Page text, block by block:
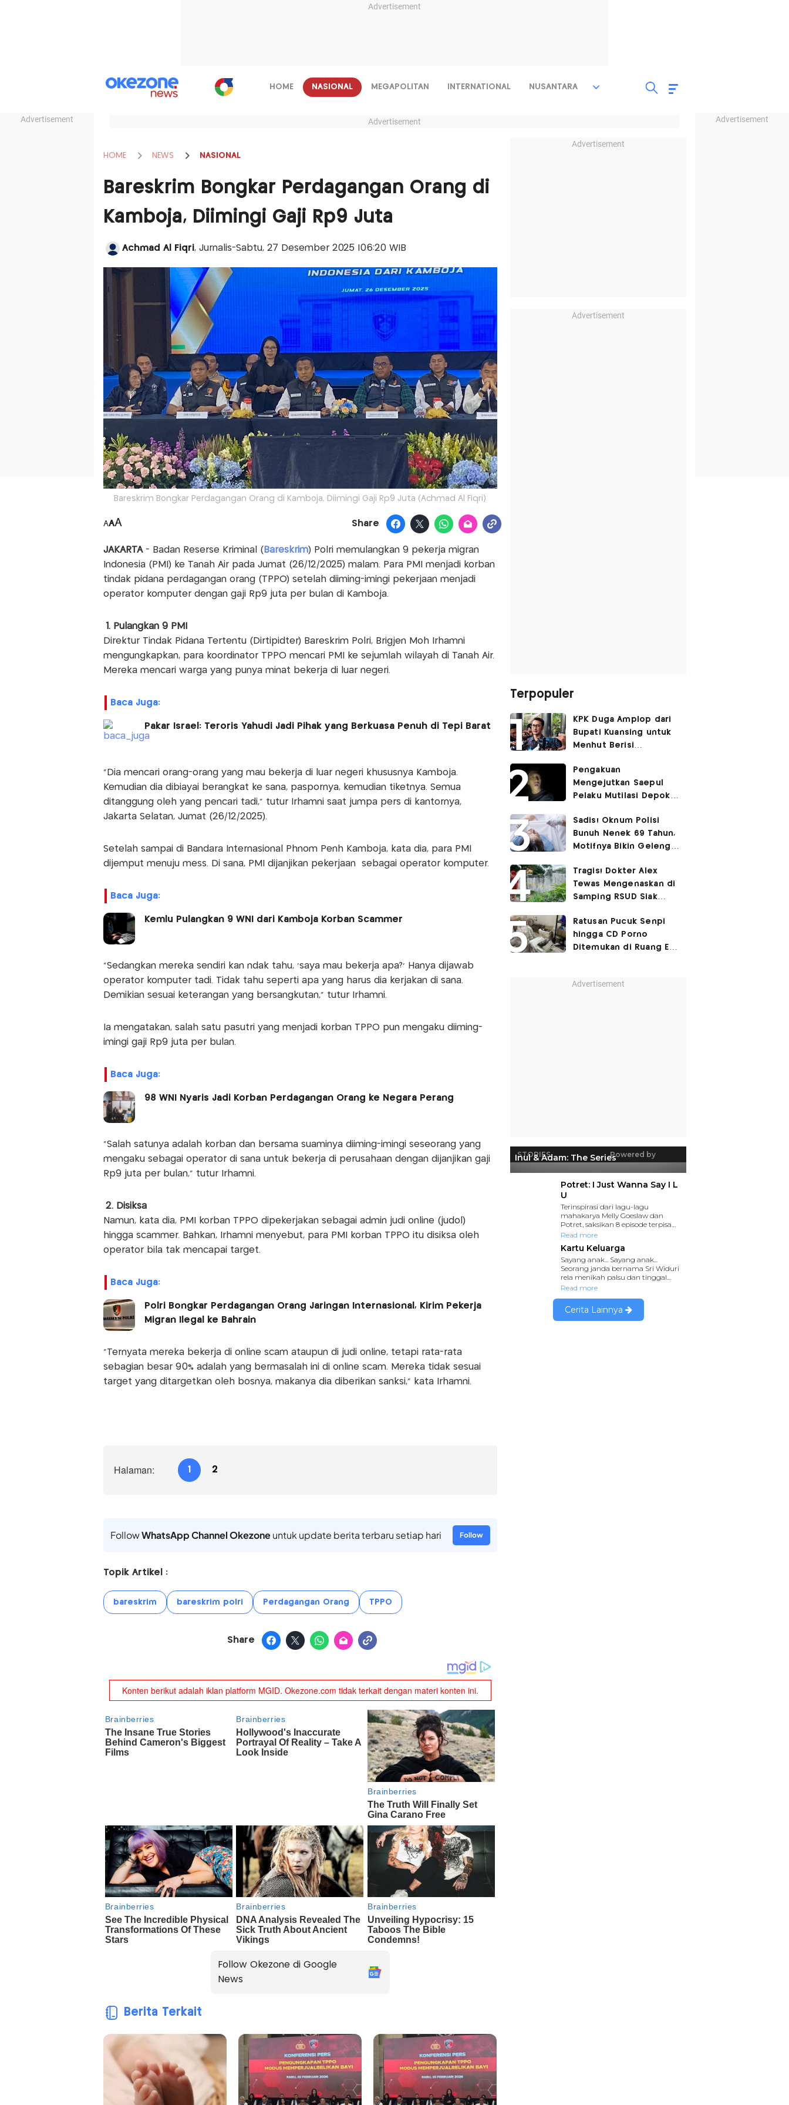
Advertisement
Advertisement Advertisement
HOME NASIONAL MEGAPOLITAN INTERNATIONAL NUSANTARA
Advertisement
HOME NEWS NASIONAL
Bareskrim Bongkar Perdagangan Orang di
Kamboja, Diimingi Gaji Rp9 Juta
Achmad Al Fiqri, Jurnalis-Sabtu, 27 Desember 2025 |06:20 WIB
Bareskrim Bongkar Perdagangan Orang di Kamboja, Diimingi Gaji Rp9 Juta (Achmad Al Fiqri)
AAA Share
JAKARTA- Badan Reserse Kriminal ( Bareskrim) Polri memulangkan 9 pekerja migran
Indonesia (PMI) ke Tanah Air pada Jumat (26/12/2025) malam. Para PMI menjadi korban
tindak pidana perdagangan orang (TPPO) setelah diiming-imingi pekerjaan menjadi
operator komputer dengan gaji Rp9 juta per bulan di Kamboja.
1. Pulangkan 9 PMI
Direktur Tindak Pidana Tertentu (Dirtipidter) Bareskrim Polri, Brigjen Moh Irhamni
mengungkapkan, para koordinator TPPO mencari PMI ke sejumlah wilayah di Tanah Air.
Mereka mencari warga yang punya minat bekerja di luar negeri.
Baca Juga:
Pakar Israel: Teroris Yahudi Jadi Pihak yang Berkuasa Penuh di Tepi Barat
"Dia mencari orang-orang yang mau bekerja di luar negeri khususnya Kamboja.
Kemudian dia dibiayai berangkat ke sana, paspornya, kemudian tiketnya. Semua
ditanggung oleh yang pencari tadi," tutur Irhamni saat jumpa pers di kantornya,
Jakarta Selatan, Jumat (26/12/2025).
Setelah sampai di Bandara Internasional Phnom Penh Kamboja, kata dia, para PMI
dijemput menuju mess. Di sana, PMI dijanjikan pekerjaan sebagai operator komputer.
Baca Juga:
Kemlu Pulangkan 9 WNI dari Kamboja Korban Scammer
"Sedangkan mereka sendiri kan ndak tahu, 'saya mau bekerja apa?' Hanya dijawab
operator komputer tadi. Tidak tahu seperti apa yang harus dia kerjakan di sana.
Demikian sesuai keterangan yang bersangkutan," tutur Irhamni.
Ia mengatakan, salah satu pasutri yang menjadi korban TPPO pun mengaku diiming-
imingi gaji Rp9 juta per bulan.
Baca Juga:
98 WNI Nyaris Jadi Korban Perdagangan Orang ke Negara Perang
"Salah satunya adalah korban dan bersama suaminya diiming-imingi seseorang yang
mengaku sebagai operator di sana untuk bekerja di perusahaan dengan dijanjikan gaji
Rp9 juta per bulan," tutur Irhamni.
2. Disiksa
Namun, kata dia, PMI korban TPPO dipekerjakan sebagai admin judi online (judol)
hingga scammer. Bahkan, Irhamni menyebut, para PMI korban TPPO itu disiksa oleh
operator bila tak mencapai target.
Baca Juga:
Polri Bongkar Perdagangan Orang Jaringan Internasional, Kirim Pekerja
Migran Ilegal ke Bahrain
"Ternyata mereka bekerja di online scam ataupun di judi online, tetapi rata-rata
sebagian besar 90% adalah yang bermasalah ini di online scam. Mereka tidak sesuai
target yang ditargetkan oleh bosnya, makanya dia diberikan sanksi," kata Irhamni.
Halaman: 1 2
FollowWhatsApp Channel Okezoneuntuk update berita terbaru setiap hari Follow
Topik Artikel :
bareskrim bareskrim polri Perdagangan Orang TPPO
Share
Follow Okezone di Google
News
Berita Terkait
Advertisement
Advertisement
Terpopuler
KPK Duga Amplop dari
Bupati Kuansing untuk
Menhut Berisi
Pengembaliannya
Belum Utuh
Pengakuan
Mengejutkan Saepul
Pelaku Mutilasi Depok:
Korban di Kontrakan
Sadis! Oknum Polisi
Bunuh Nenek 69 Tahun,
Motifnya Bikin Geleng
Tragis! Dokter Alex
Tewas Mengenaskan di
Samping RSUD Siak
Rocuronium
Ratusan Pucuk Senpi
hingga CD Porno
Ditemukan di Ruang Eks
Advertisement